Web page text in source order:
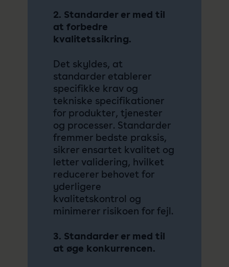
2. Standarder er med til
at forbedre
kvalitetssikring.
Det skyldes, at
standarder etablerer
specifikke krav og
tekniske specifikationer
for produkter, tjenester
og processer. Standarder
fremmer bedste praksis,
sikrer ensartet kvalitet og
letter validering, hvilket
reducerer behovet for
yderligere
kvalitetskontrol og
minimerer risikoen for fejl.
3. Standarder er med til
at øge konkurrencen.